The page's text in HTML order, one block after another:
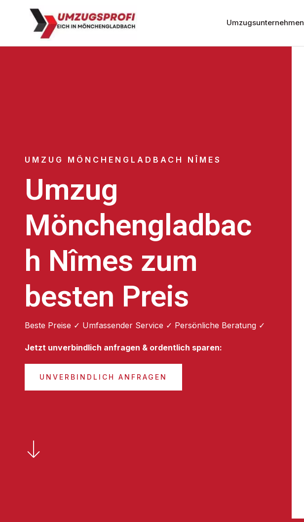
Umzugsunternehmen
UMZUG MÖNCHENGLADBACH NÎMES
Umzug
Mönchengladbac
h Nîmes zum
besten Preis
Beste Preise ✓ Umfassender Service ✓ Persönliche Beratung ✓
Jetzt unverbindlich anfragen & ordentlich sparen:
UNVERBINDLICH ANFRAGEN